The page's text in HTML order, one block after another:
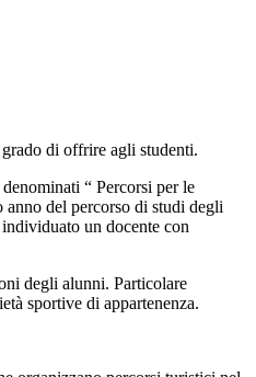
di offrire agli studenti.
“ Percorsi per le
anno del percorso di studi degli
un docente con
degli alunni. Particolare
sportive di appartenenza.